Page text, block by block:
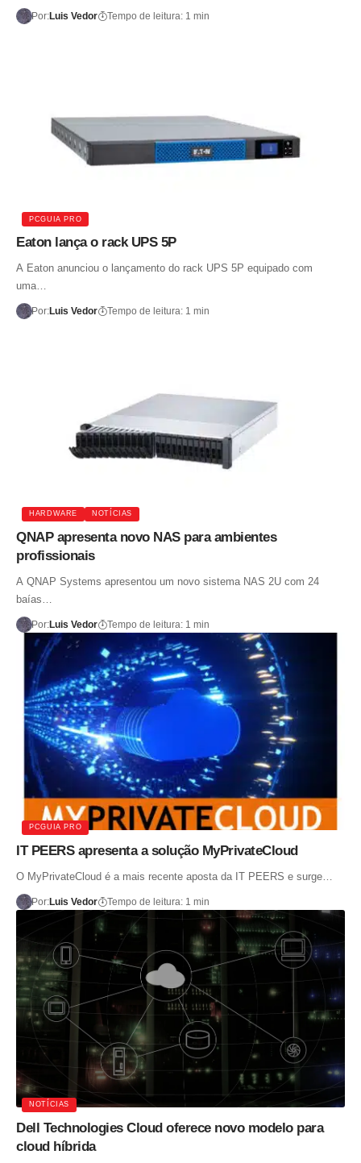
Por:Luis Vedor Tempo de leitura: 1 min
PCGUIA PRO
Eaton lança o rack UPS 5P
A Eaton anunciou o lançamento do rack UPS 5P equipado com
uma…
Por:Luis Vedor Tempo de leitura: 1 min
HARDWARE NOTÍCIAS
QNAP apresenta novo NAS para ambientes
profissionais
A QNAP Systems apresentou um novo sistema NAS 2U com 24
baías…
Por:Luis Vedor Tempo de leitura: 1 min
PCGUIA PRO
IT PEERS apresenta a solução MyPrivateCloud
O MyPrivateCloud é a mais recente aposta da IT PEERS e surge…
Por:Luis Vedor Tempo de leitura: 1 min
NOTÍCIAS
Dell Technologies Cloud oferece novo modelo para
cloud híbrida